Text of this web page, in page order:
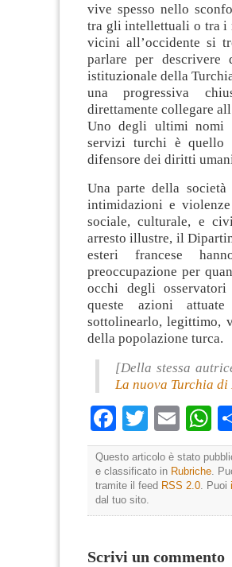
vive spesso nello
tra gli intellettuali o tra i
vicini all’occidente si
parlare per
istituzionale della
una progressiva
direttamente collegare
Uno degli ultimi nomi
servizi turchi è quello
difensore dei diritti
Una parte della
intimidazioni e
sociale, culturale, e
arresto illustre, il
esteri francese
preoccupazione per
occhi degli
queste azioni
sottolinearlo, legittimo,
della popolazione turca.
[Della stessa
La nuova Turchia
Facebook
Twitter
Questo articolo è stato
e classificato in Rubriche .
tramite il feed RSS 2.0 . Puoi
dal tuo sito.
Scrivi un commento